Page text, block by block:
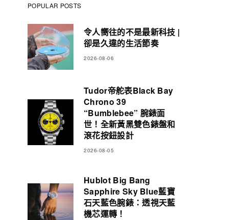
POPULAR POSTS
令人嚮往的不是最新科技 |
卻是久違的生活節奏
2026-08-06
Tudor帝舵表Black Bay
Chrono 39
“Bumblebee” 腕錶面
世！全新黃黑雙色錶盤和
滾花按鈕設計
2026-08-05
Hublot Big Bang
Sapphire Sky Blue藍寶
石天藍色腕錶：透視天藍
機芯運轉！